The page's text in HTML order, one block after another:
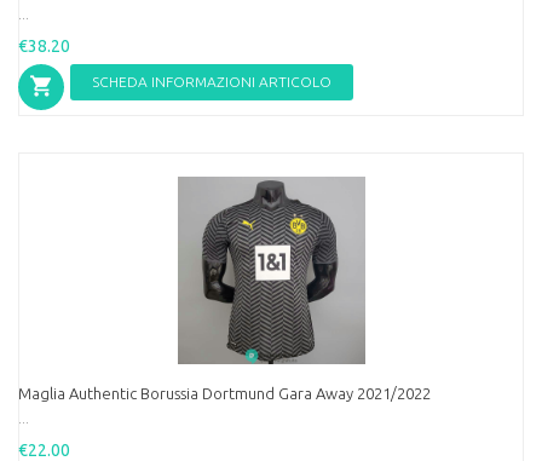
€38.20
SCHEDA INFORMAZIONI ARTICOLO
Maglia Authentic Borussia Dortmund Gara Away 2021/2022
€22.00